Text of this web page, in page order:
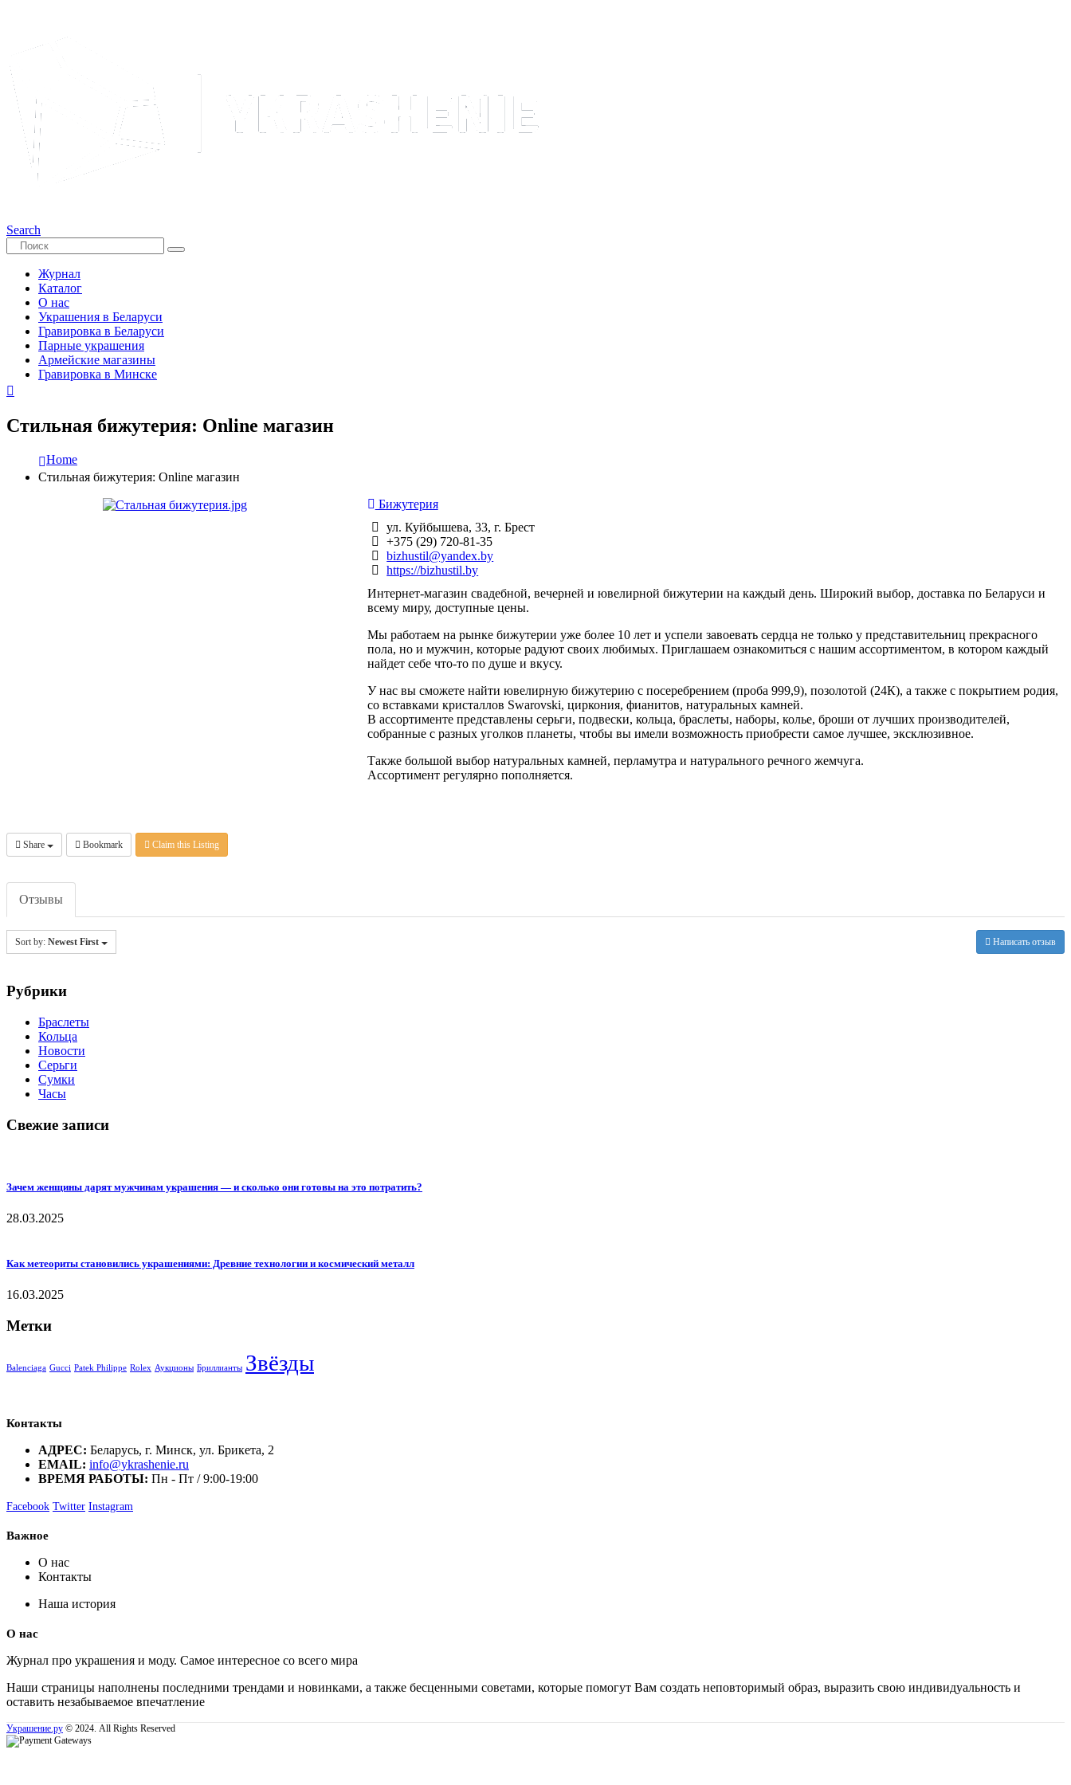
Search
Журнал
Каталог
О нас
Украшения в Беларуси
Гравировка в Беларуси
Парные украшения
Армейские магазины
Гравировка в Минске
Стильная бижутерия: Online магазин
Home
Стильная бижутерия: Online магазин
Бижутерия
ул. Куйбышева, 33, г. Брест
+375 (29) 720-81-35
bizhustil@yandex.by
https://bizhustil.by
Интернет-магазин свадебной, вечерней и ювелирной бижутерии на каждый день. Широкий выбор, доставка по Беларуси и
всему миру, доступные цены.
Мы работаем на рынке бижутерии уже более 10 лет и успели завоевать сердца не только у представительниц прекрасного
пола, но и мужчин, которые радуют своих любимых. Приглашаем ознакомиться с нашим ассортиментом, в котором каждый
найдет себе что-то по душе и вкусу.
У нас вы сможете найти ювелирную бижутерию с посеребрением (проба 999,9), позолотой (24К), а также с покрытием родия,
со вставками кристаллов Swarovski, циркония, фианитов, натуральных камней.
В ассортименте представлены серьги, подвески, кольца, браслеты, наборы, колье, броши от лучших производителей,
собранные с разных уголков планеты, чтобы вы имели возможность приобрести самое лучшее, эксклюзивное.
Также большой выбор натуральных камней, перламутра и натурального речного жемчуга.
Ассортимент регулярно пополняется.
Share Bookmark Claim this Listing
Отзывы
Sort by: Newest First Написать отзыв
Рубрики
Браслеты
Кольца
Новости
Серьги
Сумки
Часы
Свежие записи
Зачем женщины дарят мужчинам украшения — и сколько они готовы на это потратить?
28.03.2025
Как метеориты становились украшениями: Древние технологии и космический металл
16.03.2025
Метки
Balenciaga Gucci Patek Philippe Rolex Аукционы Бриллианты Звёзды
Контакты
АДРЕС: Беларусь, г. Минск, ул. Брикета, 2
EMAIL: info@ykrashenie.ru
ВРЕМЯ РАБОТЫ: Пн - Пт / 9:00-19:00
Facebook Twitter Instagram
Важное
О нас
Контакты
Наша история
О нас
Журнал про украшения и моду. Самое интересное со всего мира
Наши страницы наполнены последними трендами и новинками, а также бесценными советами, которые помогут Вам создать неповторимый образ, выразить свою индивидуальность и
оставить незабываемое впечатление
Украшение.ру © 2024. All Rights Reserved